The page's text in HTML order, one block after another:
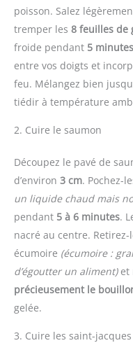
poisson. Salez
tremper les 8 feuilles de
froide pendant 5 minutes
entre vos doigts et
feu. Mélangez bien
tiédir à température
2. Cuire le saumon
Découpez le pavé de
d’environ 3 cm. Pochez-
un liquide chaud mais
pendant 5 à 6 minutes.
nacré au centre. Retirez-
écumoire (écumoire :
d’égoutter un aliment)et
précieusement le
gelée.
3. Cuire les saint-jacques